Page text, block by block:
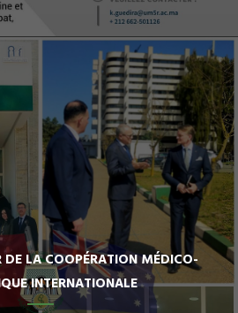
LA COOPÉRATION MÉDICO-
INTERNATIONALE